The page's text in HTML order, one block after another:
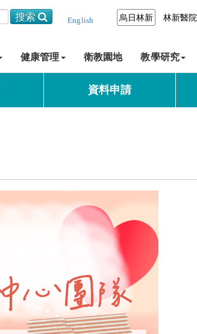
林新醫院
烏日林新
English
健康管理 衛教園地 教學研究
資料申請